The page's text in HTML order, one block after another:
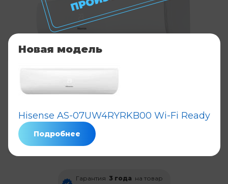
Кондиционер Hisense AS-
07UR4RYRKB00
Код: 5710 Нет в наличии
Гарантия 3 года на товар
Новая модель
Hisense AS-07UW4RYRKB00 Wi-Fi Ready
Подробнее